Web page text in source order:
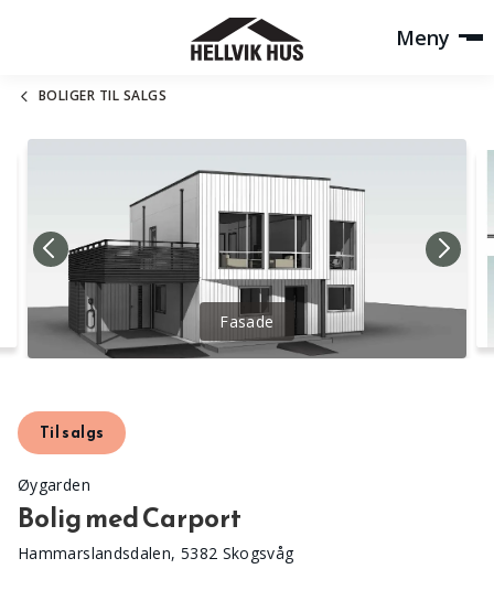
Meny
BOLIGER TIL SALGS
Fasade
Til salgs
Øygarden
Bolig med Carport
Hammarslandsdalen, 5382 Skogsvåg